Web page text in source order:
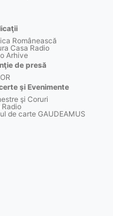
Românească
Casa Radio
Arhive
de presă
şi Evenimente
şi Coruri
Radio
de carte GAUDEAMUS